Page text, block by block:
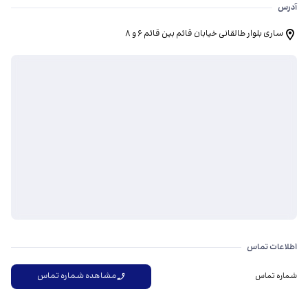
آدرس
ساری بلوار طالقانی خیابان قائم بین قائم 6 و 8
اطلاعات تماس
شماره تماس مشاهده شماره تماس